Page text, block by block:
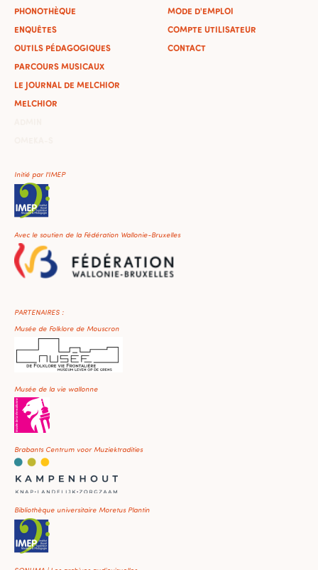
PHONOTHÈQUE
ENQUÊTES
OUTILS PÉDAGOGIQUES
PARCOURS MUSICAUX
LE JOURNAL DE MELCHIOR
MELCHIOR
MODE D'EMPLOI
COMPTE UTILISATEUR
CONTACT
Initié par l'IMEP
Avec le soutien de la Fédération Wallonie-Bruxelles
PARTENAIRES :
Musée de Folklore de Mouscron
Musée de la vie wallonne
Brabants Centrum voor Muziektradities
Bibliothèque universitaire Moretus Plantin